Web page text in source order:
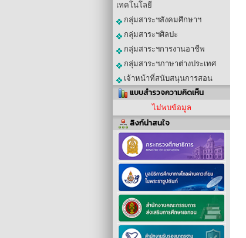
เทคโนโลยี
กลุ่มสาระฯสังคมศึกษาฯ
กลุ่มสาระฯศิลปะ
กลุ่มสาระฯการงานอาชีพ
กลุ่มสาระฯภาษาต่างประเทศ
เจ้าหน้าที่สนับสนุนการสอน
แบบสำรวจความคิดเห็น
ไม่พบข้อมูล
ลิงก์น่าสนใจ